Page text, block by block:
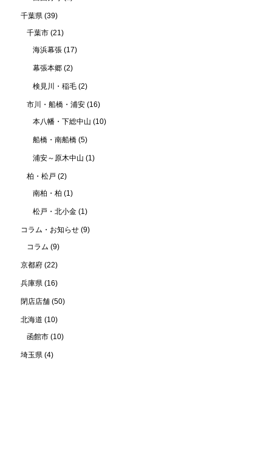
千葉県 (39)
千葉市 (21)
海浜幕張 (17)
幕張本郷 (2)
検見川・稲毛 (2)
市川・船橋・浦安 (16)
本八幡・下総中山 (10)
船橋・南船橋 (5)
浦安～原木中山 (1)
柏・松戸 (2)
南柏・柏 (1)
松戸・北小金 (1)
コラム・お知らせ (9)
コラム (9)
京都府 (22)
兵庫県 (16)
閉店店舗 (50)
北海道 (10)
函館市 (10)
埼玉県 (4)